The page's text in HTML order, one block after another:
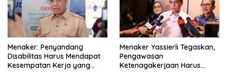
Menaker: Penyandang
Disabilitas Harus Mendapat
Kesempatan Kerja yang
Menaker Yassierli Tegaskan,
Pengawasan
Ketenagakerjaan Harus